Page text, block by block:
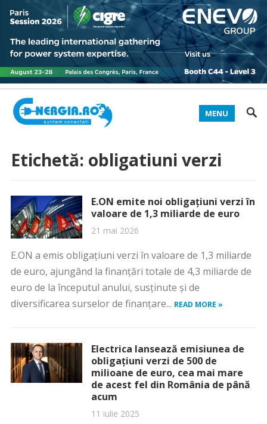
MENU
Etichetă: obligatiuni verzi
E.ON emite noi obligaţiuni verzi în
valoare de 1,3 miliarde de euro
21 mai 2026
E.ON a emis obligaţiuni verzi în valoare de 1,3 miliarde
de euro, ajungând la finanţări totale de 4,3 miliarde de
euro de la începutul anului, susţinute şi de
diversificarea surselor de finanţare... READ MORE »
Electrica lansează emisiunea de
obligațiuni verzi de 500 de
milioane de euro, cea mai mare
de acest fel din România de până
acum
11 iulie 2025